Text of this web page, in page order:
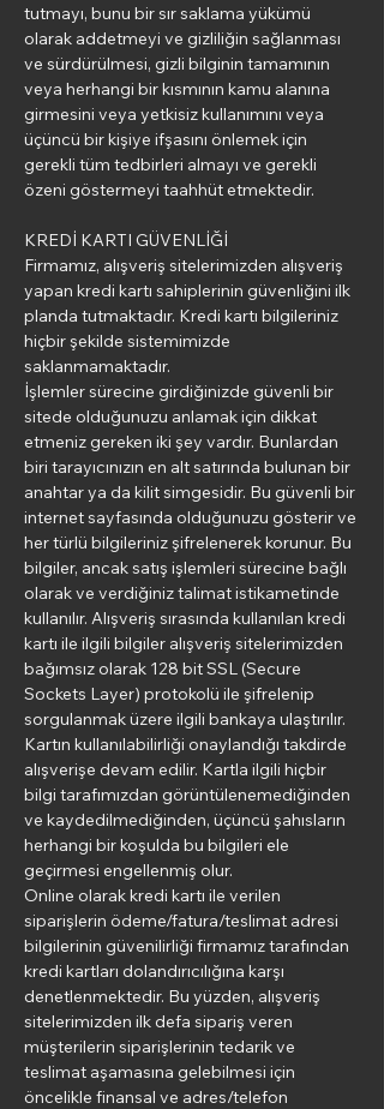
tutmayı, bunu bir sır saklama yükümü
olarak addetmeyi ve gizliliğin sağlanması
ve sürdürülmesi, gizli bilginin tamamının
veya herhangi bir kısmının kamu alanına
girmesini veya yetkisiz kullanımını veya
üçüncü bir kişiye ifşasını önlemek için
gerekli tüm tedbirleri almayı ve gerekli
özeni göstermeyi taahhüt etmektedir.
KREDİ KARTI GÜVENLİĞİ
Firmamız, alışveriş sitelerimizden alışveriş
yapan kredi kartı sahiplerinin güvenliğini ilk
planda tutmaktadır. Kredi kartı bilgileriniz
hiçbir şekilde sistemimizde
saklanmamaktadır.
İşlemler sürecine girdiğinizde güvenli bir
sitede olduğunuzu anlamak için dikkat
etmeniz gereken iki şey vardır. Bunlardan
biri tarayıcınızın en alt satırında bulunan bir
anahtar ya da kilit simgesidir. Bu güvenli bir
internet sayfasında olduğunuzu gösterir ve
her türlü bilgileriniz şifrelenerek korunur. Bu
bilgiler, ancak satış işlemleri sürecine bağlı
olarak ve verdiğiniz talimat istikametinde
kullanılır. Alışveriş sırasında kullanılan kredi
kartı ile ilgili bilgiler alışveriş sitelerimizden
bağımsız olarak 128 bit SSL (Secure
Sockets Layer) protokolü ile şifrelenip
sorgulanmak üzere ilgili bankaya ulaştırılır.
Kartın kullanılabilirliği onaylandığı takdirde
alışverişe devam edilir. Kartla ilgili hiçbir
bilgi tarafımızdan görüntülenemediğinden
ve kaydedilmediğinden, üçüncü şahısların
herhangi bir koşulda bu bilgileri ele
geçirmesi engellenmiş olur.
Online olarak kredi kartı ile verilen
siparişlerin ödeme/fatura/teslimat adresi
bilgilerinin güvenilirliği firmamız tarafından
kredi kartları dolandırıcılığına karşı
denetlenmektedir. Bu yüzden, alışveriş
sitelerimizden ilk defa sipariş veren
müşterilerin siparişlerinin tedarik ve
teslimat aşamasına gelebilmesi için
öncelikle finansal ve adres/telefon